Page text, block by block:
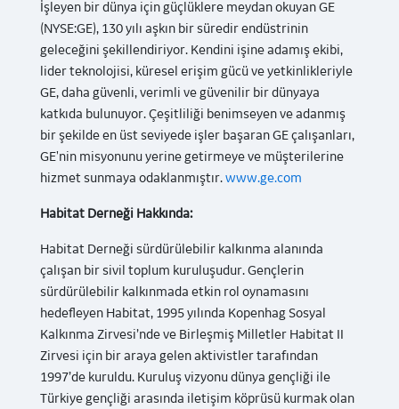
İşleyen bir dünya için güçlüklere meydan okuyan GE
(NYSE:GE), 130 yılı aşkın bir süredir endüstrinin
geleceğini şekillendiriyor. Kendini işine adamış ekibi,
lider teknolojisi, küresel erişim gücü ve yetkinlikleriyle
GE, daha güvenli, verimli ve güvenilir bir dünyaya
katkıda bulunuyor. Çeşitliliği benimseyen ve adanmış
bir şekilde en üst seviyede işler başaran GE çalışanları,
GE'nin misyonunu yerine getirmeye ve müşterilerine
hizmet sunmaya odaklanmıştır.www.ge.com
Habitat Derneği Hakkında:
Habitat Derneği sürdürülebilir kalkınma alanında
çalışan bir sivil toplum kuruluşudur. Gençlerin
sürdürülebilir kalkınmada etkin rol oynamasını
hedefleyen Habitat, 1995 yılında Kopenhag Sosyal
Kalkınma Zirvesi’nde ve Birleşmiş Milletler Habitat II
Zirvesi için bir araya gelen aktivistler tarafından
1997’de kuruldu. Kuruluş vizyonu dünya gençliği ile
Türkiye gençliği arasında iletişim köprüsü kurmak olan